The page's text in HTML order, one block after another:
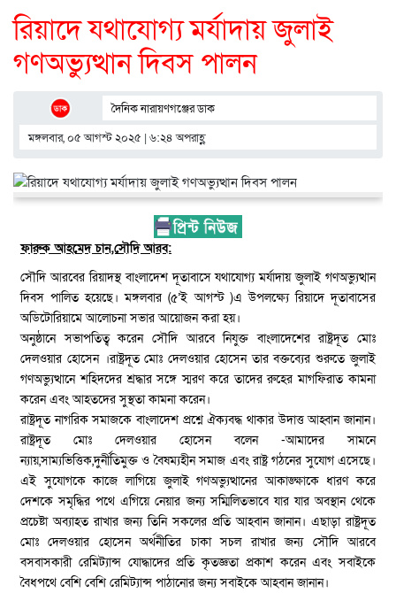
রিয়াদে যথাযোগ্য মর্যাদায় জুলাই
গণঅভ্যুত্থান দিবস পালন
দৈনিক নারায়ণগঞ্জের ডাক
মঙ্গলবার, ০৫ আগস্ট ২০২৫ | ৬:২৪ অপরাহ্ণ
ফারুক আহমেদ চান,সৌদি আরব:
সৌদি আরবের রিয়াদস্থ বাংলাদেশ দূতাবাসে যথাযোগ্য মর্যাদায় জুলাই গণঅভ্যুত্থান
দিবস পালিত হয়েছে। মঙ্গলবার (৫’ই আগস্ট )এ উপলক্ষ্যে রিয়াদে দূতাবাসের
অডিটোরিয়ামে আলোচনা সভার আয়োজন করা হয়।
অনুষ্ঠানে সভাপতিত্ব করেন সৌদি আরবে নিযুক্ত বাংলাদেশের রাষ্ট্রদূত মোঃ
দেলওয়ার হোসেন ।রাষ্ট্রদূত মোঃ দেলওয়ার হোসেন তার বক্তব্যের শুরুতে জুলাই
গণঅভ্যুত্থানে শহিদদের শ্রদ্ধার সঙ্গে স্মরণ করে তাদের রুহের মাগফিরাত কামনা
করেন এবং আহতদের সুস্থতা কামনা করেন।
রাষ্ট্রদূত নাগরিক সমাজকে বাংলাদেশ প্রশ্নে ঐক্যবদ্ধ থাকার উদাত্ত আহ্বান জানান।
রাষ্ট্রদূত মোঃ দেলওয়ার হোসেন বলেন -আমাদের সামনে
ন্যায়,সাম্যভিত্তিক,দুর্নীতিমুক্ত ও বৈষম্যহীন সমাজ এবং রাষ্ট্র গঠনের সুযোগ এসেছে।
এই সুযোগকে কাজে লাগিয়ে জুলাই গণঅভ্যুত্থানের আকাঙ্ক্ষাকে ধারণ করে
দেশকে সমৃদ্ধির পথে এগিয়ে নেয়ার জন্য সম্মিলিতভাবে যার যার অবস্থান থেকে
প্রচেষ্টা অব্যাহত রাখার জন্য তিনি সকলের প্রতি আহবান জানান। এছাড়া রাষ্ট্রদূত
মোঃ দেলওয়ার হোসেন অর্থনীতির চাকা সচল রাখার জন্য সৌদি আরবে
বসবাসকারী রেমিট্যান্স যোদ্ধাদের প্রতি কৃতজ্ঞতা প্রকাশ করেন এবং সবাইকে
বৈধপথে বেশি বেশি রেমিট্যান্স পাঠানোর জন্য সবাইকে আহবান জানান।